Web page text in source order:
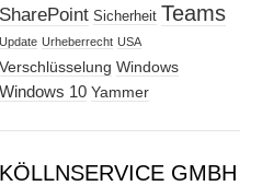
SharePoint Sicherheit Teams
Update Urheberrecht USA
Verschlüsselung Windows
Windows 10 Yammer
KÖLLNSERVICE GMBH